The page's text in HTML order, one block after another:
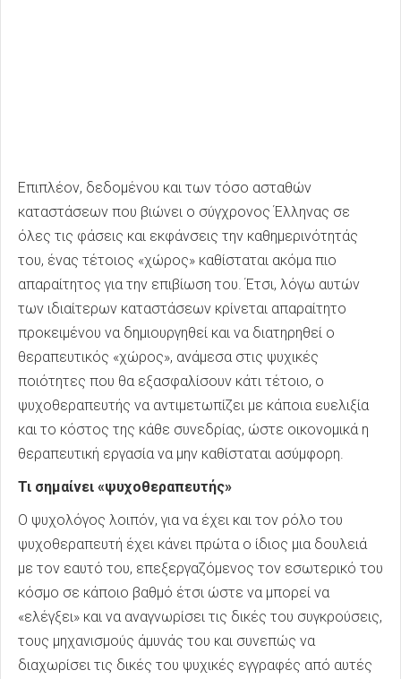
Επιπλέον, δεδομένου και των τόσο ασταθών
καταστάσεων που βιώνει ο σύγχρονος Έλληνας σε
όλες τις φάσεις και εκφάνσεις την καθημερινότητάς
του, ένας τέτοιος «χώρος» καθίσταται ακόμα πιο
απαραίτητος για την επιβίωση του. Έτσι, λόγω αυτών
των ιδιαίτερων καταστάσεων κρίνεται απαραίτητο
προκειμένου να δημιουργηθεί και να διατηρηθεί ο
θεραπευτικός «χώρος», ανάμεσα στις ψυχικές
ποιότητες που θα εξασφαλίσουν κάτι τέτοιο, ο
ψυχοθεραπευτής να αντιμετωπίζει με κάποια ευελιξία
και το κόστος της κάθε συνεδρίας, ώστε οικονομικά η
θεραπευτική εργασία να μην καθίσταται ασύμφορη.
Τι σημαίνει «ψυχοθεραπευτής»
Ο ψυχολόγος λοιπόν, για να έχει και τον ρόλο του
ψυχοθεραπευτή έχει κάνει πρώτα ο ίδιος μια δουλειά
με τον εαυτό του, επεξεργαζόμενος τον εσωτερικό του
κόσμο σε κάποιο βαθμό έτσι ώστε να μπορεί να
«ελέγξει» και να αναγνωρίσει τις δικές του συγκρούσεις,
τους μηχανισμούς άμυνάς του και συνεπώς να
διαχωρίσει τις δικές του ψυχικές εγγραφές από αυτές